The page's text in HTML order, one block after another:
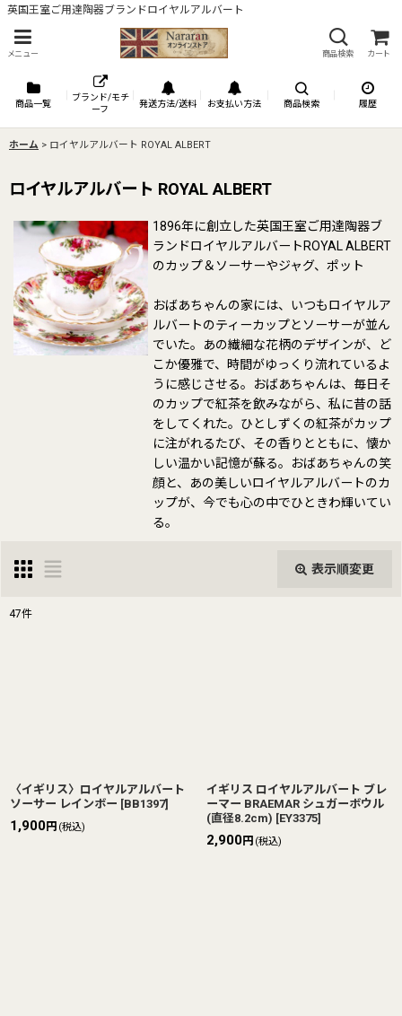
英国王室ご用達陶器ブランドロイヤルアルバート
メニュー 商品検索 カート
商品一覧
ブランド/モチ
ーフ
発送方法/送料 お支払い方法 商品検索 履歴
ホーム > ロイヤルアルバート ROYAL ALBERT
ロイヤルアルバート ROYAL ALBERT
1896年に創立した英国王室ご用達陶器ブ
ランドロイヤルアルバートROYAL ALBERT
のカップ＆ソーサーやジャグ、ポット
おばあちゃんの家には、いつもロイヤルア
ルバートのティーカップとソーサーが並ん
でいた。あの繊細な花柄のデザインが、ど
こか優雅で、時間がゆっくり流れているよ
うに感じさせる。おばあちゃんは、毎日そ
のカップで紅茶を飲みながら、私に昔の話
をしてくれた。ひとしずくの紅茶がカップ
に注がれるたび、その香りとともに、懐か
しい温かい記憶が蘇る。おばあちゃんの笑
顔と、あの美しいロイヤルアルバートのカ
ップが、今でも心の中でひときわ輝いてい
る。
表示順変更
47件
〈イギリス〉ロイヤルアルバート
ソーサー レインボー [BB1397]
1,900円 (税込)
イギリス ロイヤルアルバート ブレ
ーマー BRAEMAR シュガーボウル
(直径8.2cm) [EY3375]
2,900円 (税込)